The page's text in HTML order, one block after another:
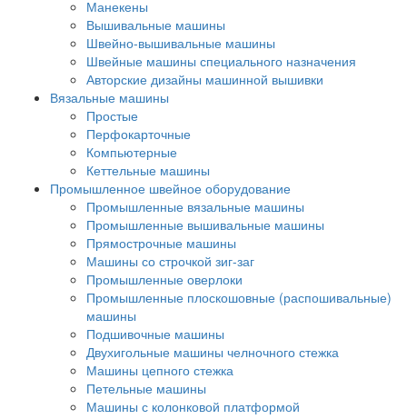
Манекены
Вышивальные машины
Швейно-вышивальные машины
Швейные машины специального назначения
Авторские дизайны машинной вышивки
Вязальные машины
Простые
Перфокарточные
Компьютерные
Кеттельные машины
Промышленное швейное оборудование
Промышленные вязальные машины
Промышленные вышивальные машины
Прямострочные машины
Машины со строчкой зиг-заг
Промышленные оверлоки
Промышленные плоскошовные (распошивальные)
машины
Подшивочные машины
Двухигольные машины челночного стежка
Машины цепного стежка
Петельные машины
Машины с колонковой платформой